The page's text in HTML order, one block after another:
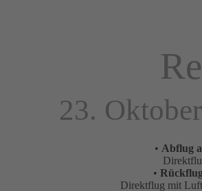
23.
• Abflug
•
Direktflug mit